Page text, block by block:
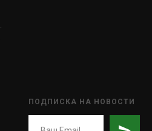
ПОДПИСКА НА НОВОСТИ